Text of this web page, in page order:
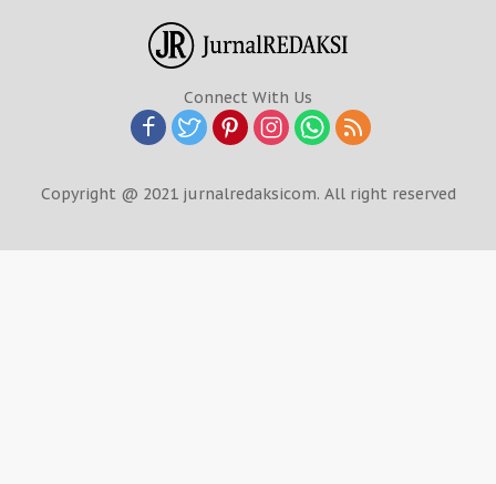
Connect With Us
Copyright @ 2021 jurnalredaksicom. All right reserved